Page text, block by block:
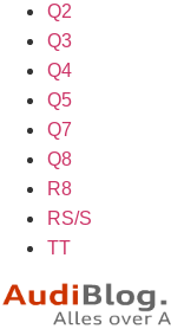
Q2
Q3
Q4
Q5
Q7
Q8
R8
RS/S
TT